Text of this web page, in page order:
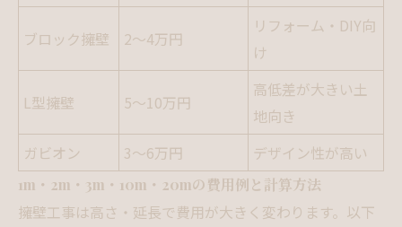
ブロック擁壁 2～4万円
リフォーム・DIY向
け
L型擁壁 5～10万円
高低差が大きい土
地向き
ガビオン
3～6万円 デザイン性が高い
1m・2m・3m・10m・20mの費用例と計算方法
擁壁工事は高さ・延長で費用が大きく変わります。以下